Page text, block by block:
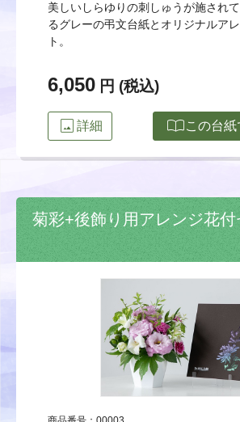
美しいしらゆりの刺しゅうが施され
るグレーの弔文台紙とオリジナルア
ト。
6,050 円 (税込)
image 詳細 import_contactsこの台
菊彩+後飾り用アレンジ花付